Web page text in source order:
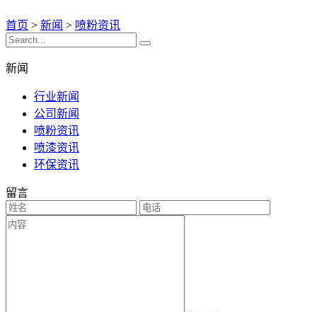
首页 > 新闻 > 喷粉资讯
新闻
行业新闻
公司新闻
喷粉资讯
喷漆资讯
环保资讯
留言